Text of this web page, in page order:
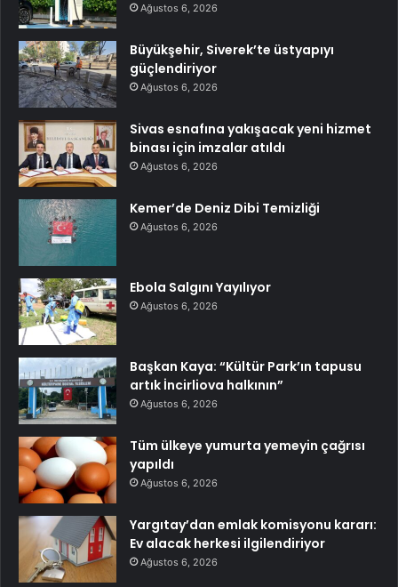
Ağustos 6, 2026
Büyükşehir, Siverek’te üstyapıyı
güçlendiriyor
Ağustos 6, 2026
Sivas esnafına yakışacak yeni hizmet
binası için imzalar atıldı
Ağustos 6, 2026
Kemer’de Deniz Dibi Temizliği
Ağustos 6, 2026
Ebola Salgını Yayılıyor
Ağustos 6, 2026
Başkan Kaya: “Kültür Park’ın tapusu
artık İncirliova halkının”
Ağustos 6, 2026
Tüm ülkeye yumurta yemeyin çağrısı
yapıldı
Ağustos 6, 2026
Yargıtay’dan emlak komisyonu kararı:
Ev alacak herkesi ilgilendiriyor
Ağustos 6, 2026